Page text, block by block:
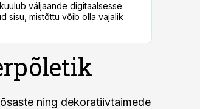
väljaande digitaalsesse
sisu, mistõttu võib olla vajalik
ning dekoratiivtaimede